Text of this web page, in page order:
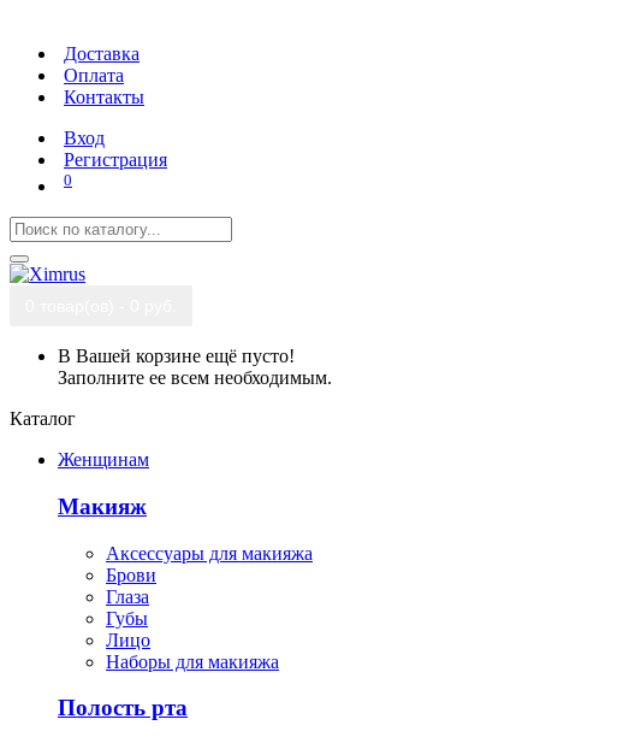
Доставка
Оплата
Контакты
Вход
Регистрация
0
В Вашей корзине ещё пусто!
Заполните ее всем необходимым.
Каталог
Женщинам
Макияж
Аксессуары для макияжа
Брови
Глаза
Губы
Лицо
Наборы для макияжа
Полость рта